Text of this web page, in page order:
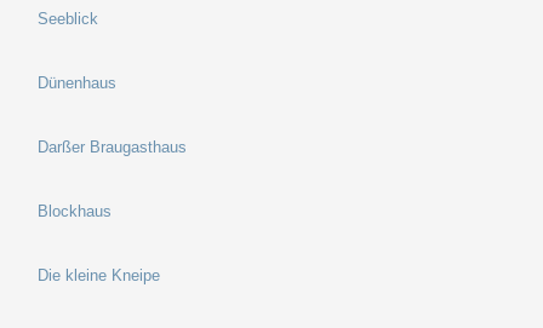
Seeblick
Dünenhaus
Darßer Braugasthaus
Blockhaus
Die kleine Kneipe